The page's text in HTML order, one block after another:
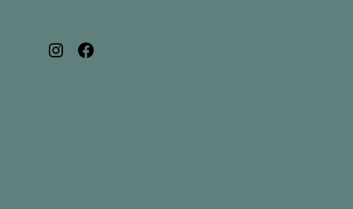
Instagram